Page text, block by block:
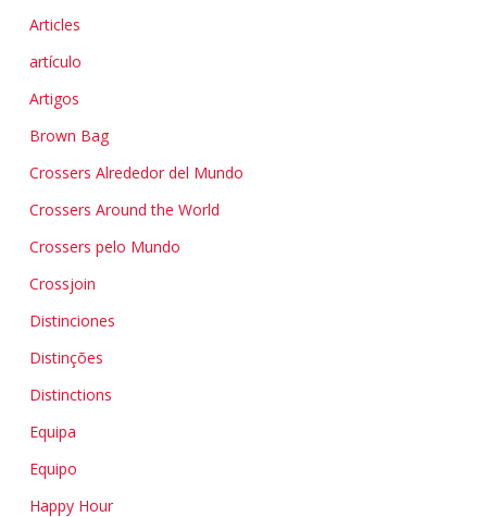
Articles
artículo
Artigos
Brown Bag
Crossers Alrededor del Mundo
Crossers Around the World
Crossers pelo Mundo
Crossjoin
Distinciones
Distinções
Distinctions
Equipa
Equipo
Happy Hour